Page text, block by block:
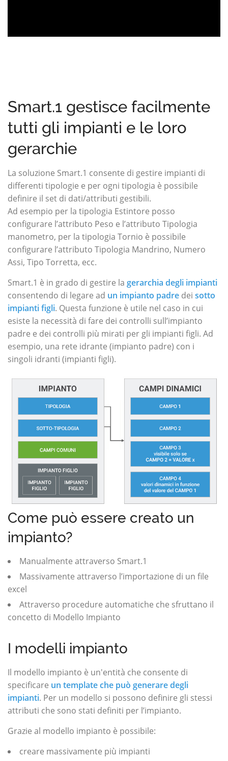
Smart.1 gestisce facilmente
tutti gli impianti e le loro
gerarchie
La soluzione Smart.1 consente di gestire impianti di
differenti tipologie e per ogni tipologia è possibile
definire il set di dati/attributi gestibili.
Ad esempio per la tipologia Estintore posso
configurare l’attributo Peso e l’attributo Tipologia
manometro, per la tipologia Tornio è possibile
configurare l’attributo Tipologia Mandrino, Numero
Assi, Tipo Torretta, ecc.
Smart.1 è in grado di gestire la gerarchia degli impianti
consentendo di legare ad un impianto padre dei sotto
impianti figli. Questa funzione è utile nel caso in cui
esiste la necessità di fare dei controlli sull’impianto
padre e dei controlli più mirati per gli impianti figli. Ad
esempio, una rete idrante (impianto padre) con i
singoli idranti (impianti figli).
Come può essere creato un
impianto?
Manualmente attraverso Smart.1
Massivamente attraverso l’importazione di un file
excel
Attraverso procedure automatiche che sfruttano il
concetto di Modello Impianto
I modelli impianto
Il modello impianto è un'entità che consente di
specificare un template che può generare degli
impianti. Per un modello si possono definire gli stessi
attributi che sono stati definiti per l’impianto.
Grazie al modello impianto è possibile:
creare massivamente più impianti